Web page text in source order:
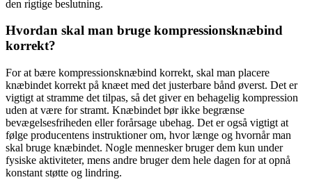
den rigtige beslutning.
Hvordan skal man bruge kompressionsknæbind
korrekt?
For at bære kompressionsknæbind korrekt, skal man placere
knæbindet korrekt på knæet med det justerbare bånd øverst. Det er
vigtigt at stramme det tilpas, så det giver en behagelig kompression
uden at være for stramt. Knæbindet bør ikke begrænse
bevægelsesfriheden eller forårsage ubehag. Det er også vigtigt at
følge producentens instruktioner om, hvor længe og hvornår man
skal bruge knæbindet. Nogle mennesker bruger dem kun under
fysiske aktiviteter, mens andre bruger dem hele dagen for at opnå
konstant støtte og lindring.